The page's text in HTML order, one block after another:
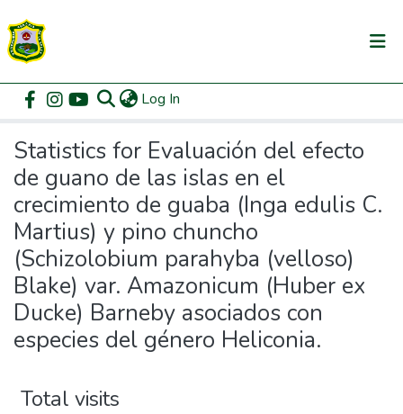
Log In
Communities & Collections
All of DSpace
Home Statistics
Statistics for Evaluación del efecto
de guano de las islas en el
crecimiento de guaba (Inga edulis C.
Martius) y pino chuncho
(Schizolobium parahyba (velloso)
Blake) var. Amazonicum (Huber ex
Ducke) Barneby asociados con
especies del género Heliconia.
Total visits